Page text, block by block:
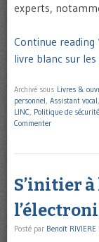
experts,
Continue reading
livre blanc sur les
Archivé sous Livres &
personnel, Assistant vocal,
LINC, Politique de sécurité
Commenter
S’initier
Posté par Benoît RIVIERE